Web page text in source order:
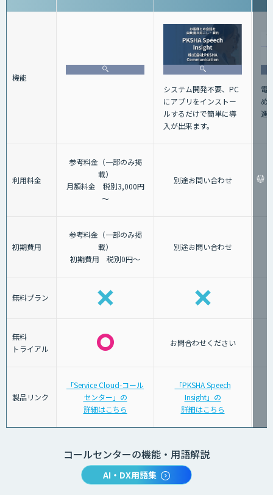
機能
システム開発不要、PC
にアプリをインストー
ルするだけで簡単に導
入が出来ます。
電
め
進
利用料金
参考料金（一部のみ掲
載）
月額料金 税別3,000円
～
別途お問い合わせ
初期費用
参考料金（一部のみ掲
載）
初期費用 税別0円～
別途お問い合わせ
無料プラン
無料
トライアル
お問合わせください
製品リンク
「Service Cloud-コール
センター」の
詳細はこちら
「PKSHA Speech
Insight」の
詳細はこちら
コールセンターの機能・用語解説
AI・DX用語集